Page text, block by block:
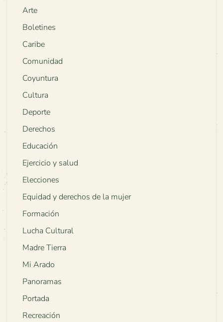
Arte
Boletines
Caribe
Comunidad
Coyuntura
Cultura
Deporte
Derechos
Educación
Ejercicio y salud
Elecciones
Equidad y derechos de la mujer
Formación
Lucha Cultural
Madre Tierra
Mi Arado
Panoramas
Portada
Recreación